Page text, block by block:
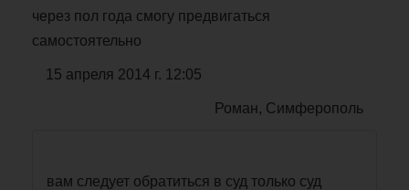
через пол года смогу предвигаться
самостоятельно
15 апреля 2014 г. 12:05
Роман, Симферополь
вам следует обратиться в суд только суд